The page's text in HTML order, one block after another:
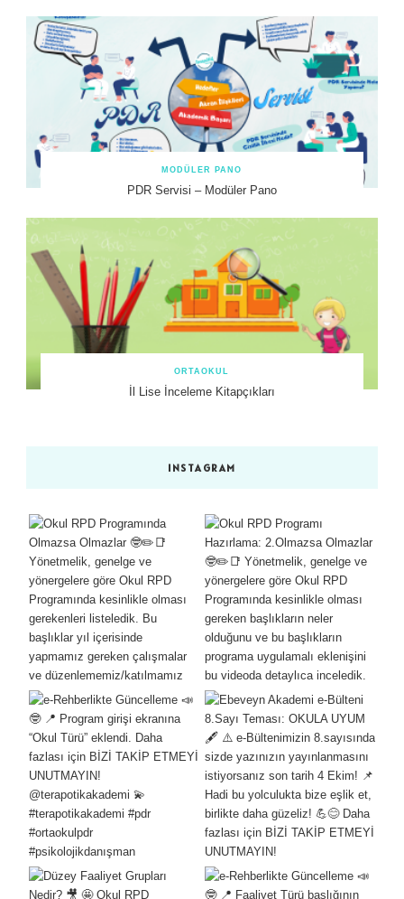
MODÜLER PANO
PDR Servisi – Modüler Pano
ORTAOKUL
İl Lise İnceleme Kitapçıkları
INSTAGRAM